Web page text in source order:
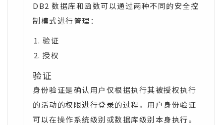
DB2 数据库和函数可以通过两种不同的安全控
制模式进行管理：
验证
授权
验证
身份验证是确认用户仅根据执行其被授权执行
的活动的权限进行登录的过程。用户身份验证
可以在操作系统级别或数据库级别本身执行。